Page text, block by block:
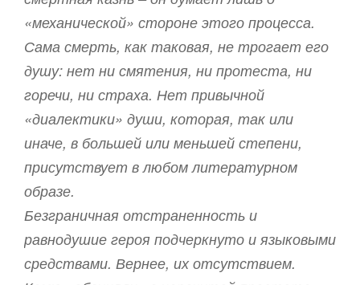
«механической» стороне этого процесса.
Сама смерть, как таковая, не трогает его
душу: нет ни смятения, ни протеста, ни
горечи, ни страха. Нет привычной
«диалектики» души, которая, так или
иначе, в большей или меньшей степени,
присутствует в любом литературном
образе.
Безграничная отстраненность и
равнодушие героя подчеркнуто и языковыми
средствами. Вернее, их отсутствием.